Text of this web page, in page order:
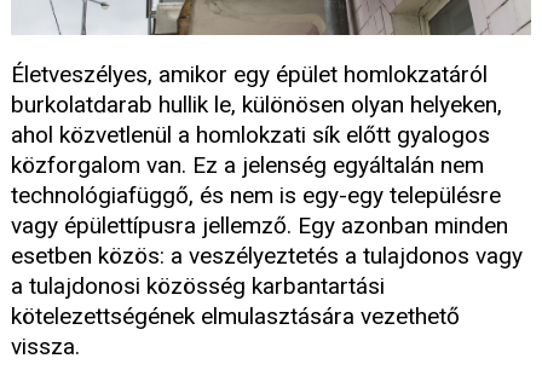
Életveszélyes, amikor egy épület homlokzatáról
burkolatdarab hullik le, különösen olyan helyeken,
ahol közvetlenül a homlokzati sík előtt gyalogos
közforgalom van. Ez a jelenség egyáltalán nem
technológiafüggő, és nem is egy-egy településre
vagy épülettípusra jellemző. Egy azonban minden
esetben közös: a veszélyeztetés a tulajdonos vagy
a tulajdonosi közösség karbantartási
kötelezettségének elmulasztására vezethető
vissza.